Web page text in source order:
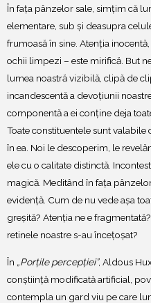
În fața pânzelor sale, simțim că
elementare, sub și deasupra
frumoasă în sine. Atenția
ochii limpezi – este mirifică. But
lumea noastră vizibilă, clipă de
incandescentă a devoțiunii
componentă a ei conține deja
Toate constituentele sunt
în ea. Noi le descoperim, le
ele cu o calitate distinctă.
magică. Meditând în fața
evidență. Cum de nu vede așa
greșită? Atenția ne e
retinele noastre s-au încețoșat?
În „Porțile percepției”, Aldous
conștiință modificată artificial,
contempla un gard viu pe care